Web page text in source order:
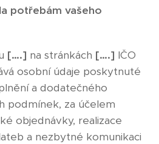
potřebám vašeho
[….] na stránkách [….] IČO
osobní údaje poskytnuté
a dodatečného
podmínek, za účelem
objednávky, realizace
a nezbytné komunikaci